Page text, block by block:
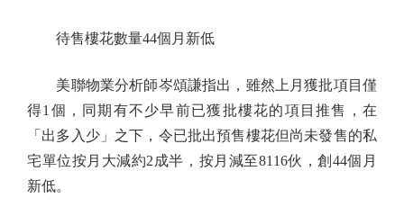
待售樓花數量44個月新低
美聯物業分析師岑頌謙指出，雖然上月獲批項目僅
得1個，同期有不少早前已獲批樓花的項目推售，在
「出多入少」之下，令已批出預售樓花但尚未發售的私
宅單位按月大減約2成半，按月減至8116伙，創44個月
新低。